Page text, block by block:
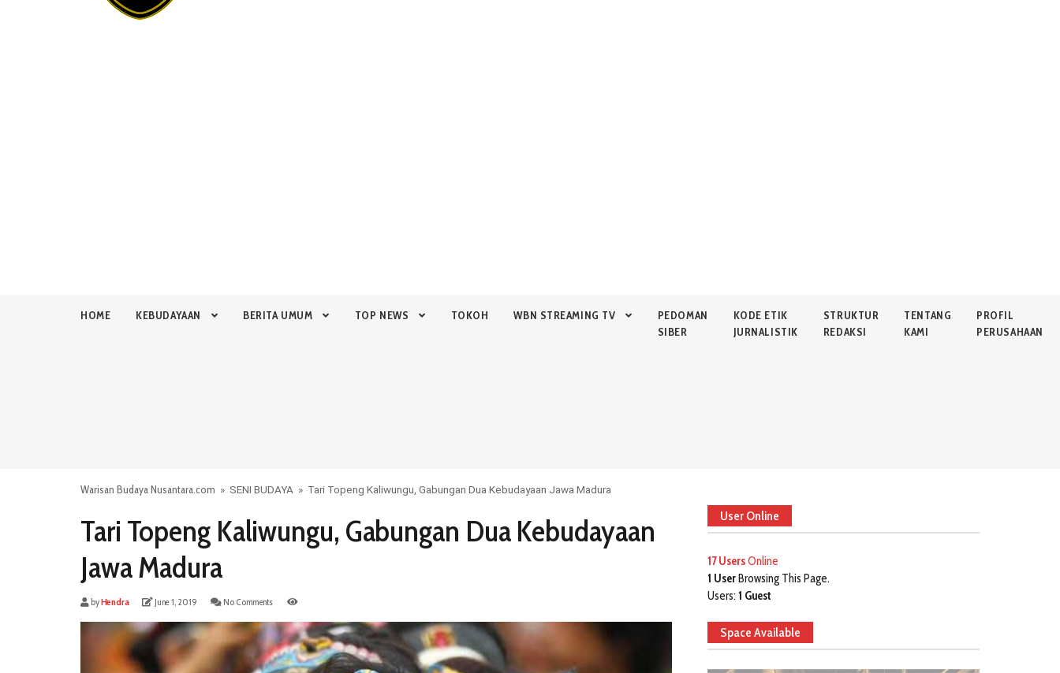
HOME KEBUDAYAAN BERITA UMUM TOP NEWS TOKOH WBN STREAMING TV
PEDOMAN
SIBER
KODE ETIK
JURNALISTIK
STRUKTUR
REDAKSI
TENTANG
KAMI
PROFIL
PERUSAHAAN
Warisan Budaya Nusantara.com » SENI BUDAYA » Tari Topeng Kaliwungu, Gabungan Dua Kebudayaan Jawa Madura
Tari Topeng Kaliwungu, Gabungan Dua Kebudayaan
Jawa Madura
byHendra June 1, 2019 No Comments
User Online
17 UsersOnline
1 UserBrowsing This Page.
Users: 1 Guest
Space Available